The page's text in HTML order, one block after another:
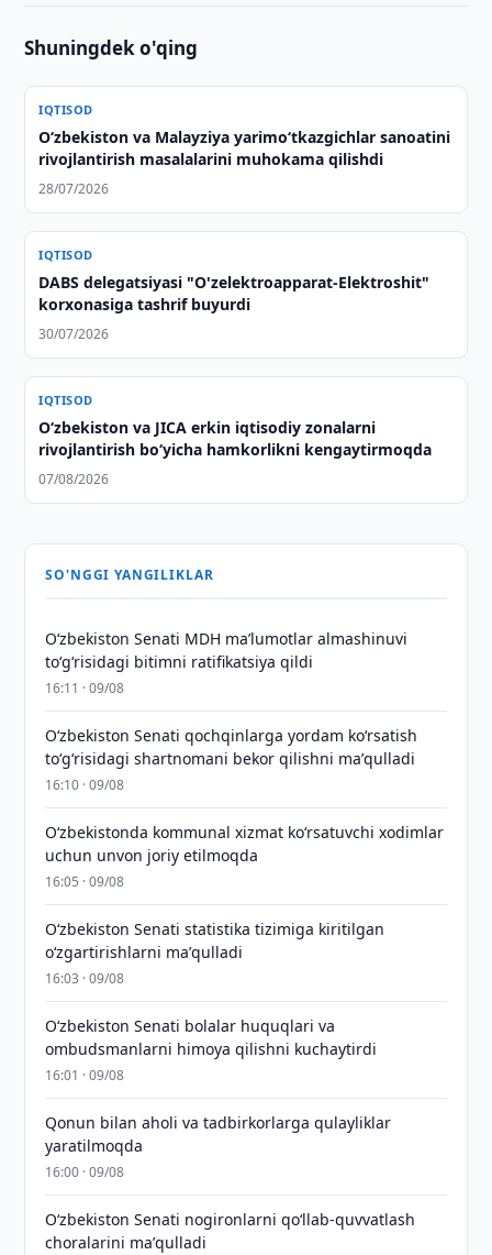
Shuningdek o'qing
IQTISOD
Oʻzbekiston va Malayziya yarimoʻtkazgichlar sanoatini
rivojlantirish masalalarini muhokama qilishdi
28/07/2026
IQTISOD
DABS delegatsiyasi "O'zelektroapparat-Elektroshit"
korxonasiga tashrif buyurdi
30/07/2026
IQTISOD
Oʻzbekiston va JICA erkin iqtisodiy zonalarni
rivojlantirish boʻyicha hamkorlikni kengaytirmoqda
07/08/2026
SO'NGGI YANGILIKLAR
Oʻzbekiston Senati MDH maʼlumotlar almashinuvi
toʻgʻrisidagi bitimni ratifikatsiya qildi
16:11 · 09/08
Oʻzbekiston Senati qochqinlarga yordam koʻrsatish
toʻgʻrisidagi shartnomani bekor qilishni maʼqulladi
16:10 · 09/08
Oʻzbekistonda kommunal xizmat koʻrsatuvchi xodimlar
uchun unvon joriy etilmoqda
16:05 · 09/08
Oʻzbekiston Senati statistika tizimiga kiritilgan
oʻzgartirishlarni maʼqulladi
16:03 · 09/08
Oʻzbekiston Senati bolalar huquqlari va
ombudsmanlarni himoya qilishni kuchaytirdi
16:01 · 09/08
Qonun bilan aholi va tadbirkorlarga qulayliklar
yaratilmoqda
16:00 · 09/08
Oʻzbekiston Senati nogironlarni qoʻllab-quvvatlash
choralarini maʼqulladi